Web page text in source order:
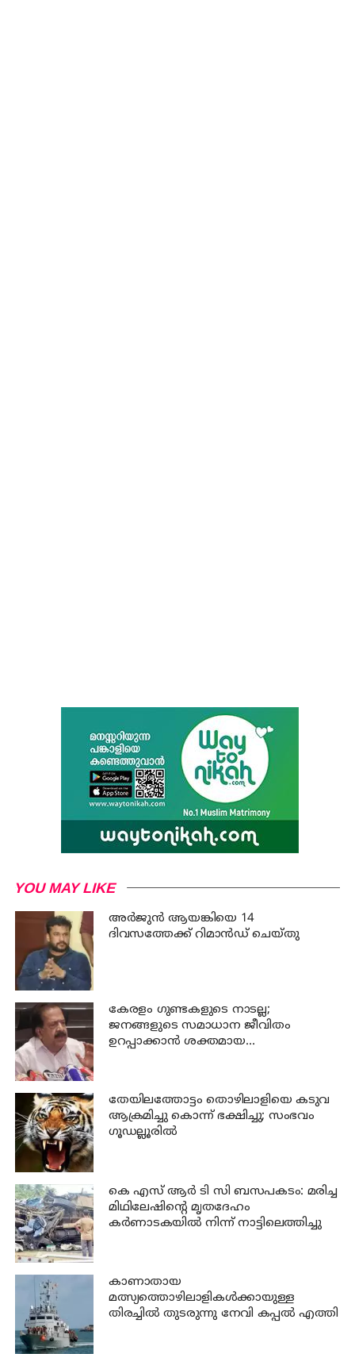
YOU MAY LIKE
അര്‍ജുന്‍ ആയങ്കിയെ 14
ദിവസത്തേക്ക് റിമാൻഡ് ചെയ്തു
കേരളം ഗുണ്ടകളുടെ നാടല്ല;
ജനങ്ങളുടെ സമാധാന ജീവിതം
ഉറപ്പാക്കാന്‍ ശക്തമായ
തേയിലത്തോട്ടം തൊഴിലാളിയെ കടുവ
ആക്രമിച്ചു കൊന്ന് ഭക്ഷിച്ചു; സംഭവം
ഗൂഡല്ലൂരില്‍
കെ എസ് ആര്‍ ടി സി ബസപകടം: മരിച്ച
മിഥിലേഷിന്റെ മൃതദേഹം
കര്‍ണാടകയില്‍ നിന്ന് നാട്ടിലെത്തിച്ചു
കാണാതായ
മത്സ്യത്തൊഴിലാളികള്‍ക്കായുള്ള
തിരച്ചില്‍ തുടരുന്നു നേവി കപ്പല്‍ എത്തി